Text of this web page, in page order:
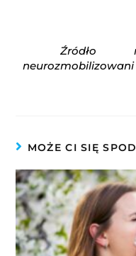
Źródło
neurozmobilizowani
MOŻE CI SIĘ